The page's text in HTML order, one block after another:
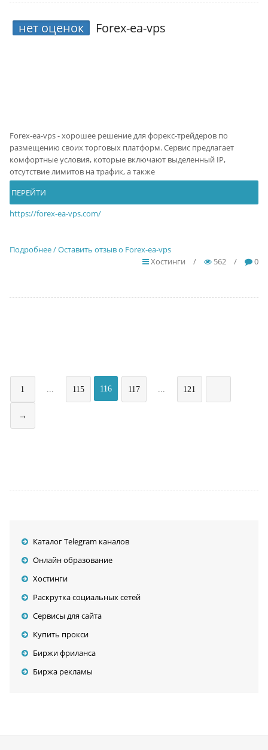
нет оценок Forex-ea-vps
Forex-ea-vps - хорошее решение для форекс-трейдеров по
размещению своих торговых платформ. Сервис предлагает
комфортные условия, которые включают выделенный IP,
отсутствие лимитов на трафик, а также
ПЕРЕЙТИ
https://forex-ea-vps.com/
Подробнее / Оставить отзыв о Forex-ea-vps
Хостинги
/ 562 / 0
1 115 116 117 121
→
Каталог Telegram каналов
Онлайн образование
Хостинги
Раскрутка социальных сетей
Сервисы для сайта
Купить прокси
Биржи фриланса
Биржа рекламы